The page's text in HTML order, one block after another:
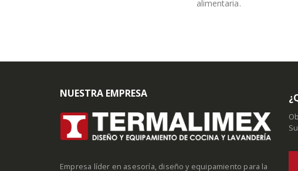
alimentaria.
NUESTRA EMPRESA
Empresa líder en asesoría, diseño y equipamiento para la